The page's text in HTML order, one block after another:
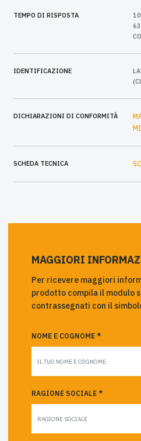
TEMPO DI RISPOSTA
IDENTIFICAZIONE
DICHIARAZIONI DI CONFORMITÀ
SCHEDA TECNICA
MAGGIORI
Per ricevere maggiori
prodotto compila il modulo
contrassegnati con il
NOME E COGNOME *
RAGIONE SOCIALE *